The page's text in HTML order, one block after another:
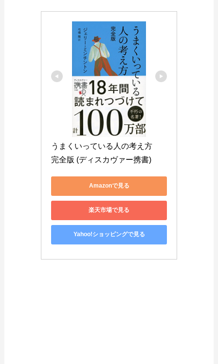
うまくいっている人の考え方
完全版 (ディスカヴァー携書)
Amazonで見る
楽天市場で見る
Yahoo!ショッピングで見る